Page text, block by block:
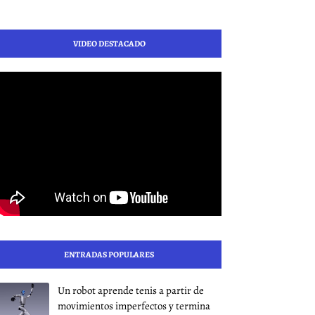
VIDEO DESTACADO
ENTRADAS POPULARES
Un robot aprende tenis a partir de
movimientos imperfectos y termina